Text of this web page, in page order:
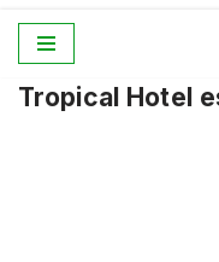
para
Tropical Hotel